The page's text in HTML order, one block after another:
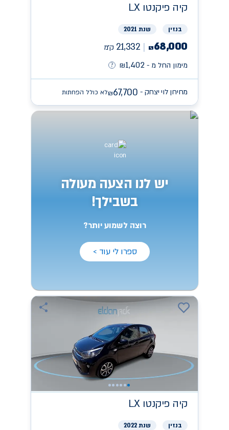
קיה פיקנטו LX
בנזין שנת 2021
₪68,000
21,332 ק״מ
מימון החל מ -
₪1,402
מחירון לוי יצחק - ₪67,700 לא כולל הפחתות
יש לנו הצעה מעולה
בשבילך!
רוצה לשמוע יותר?
ספרו לי עוד >
קיה פיקנטו LX
בנזין שנת 2022